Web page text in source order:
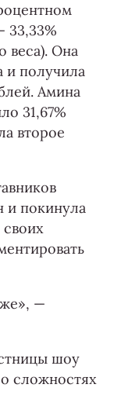
33,33%
веса). Она
и получила
Амина
31,67%
второе
и покинула
—
шоу
сложностях